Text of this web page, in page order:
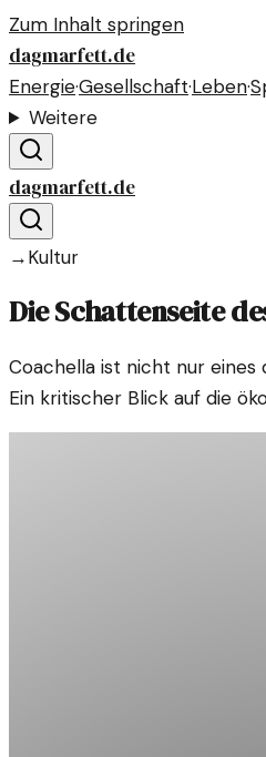
Zum Inhalt springen
dagmarfett.de
Energie·Gesellschaft·Leben·
Weitere
dagmarfett.de
→Kultur
Die Schattenseite
Coachella ist nicht nur eines
Ein kritischer Blick auf die